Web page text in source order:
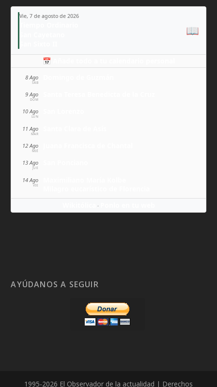
Vie, 7 de agosto de 2026
📖
📅 Añade todo a tu calendario personal
8 Ago
SÁB
9 Ago
DOM
10 Ago
LUN
11 Ago
MAR
12 Ago
MIÉ
13 Ago
JUE
14 Ago
VIE
·
AYÚDANOS A SEGUIR
1995-2026 El Observador de la actualidad | Derechos